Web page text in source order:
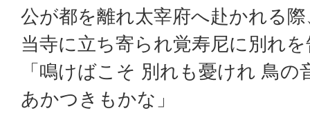
公が都を離れ太宰府へ赴かれる
当寺に立ち寄られ覚寿尼に別れ
「鳴けばこそ 別れも憂けれ 鳥
あかつきもかな」